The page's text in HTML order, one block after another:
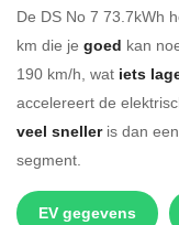
De DS No 7 73.7kWh
km die je goed kan
190 km/h, wat iets
accelereert de
veel snelleris dan
segment.
EV gegevens